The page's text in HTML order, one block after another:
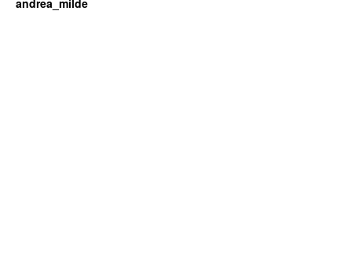
andrea_milde